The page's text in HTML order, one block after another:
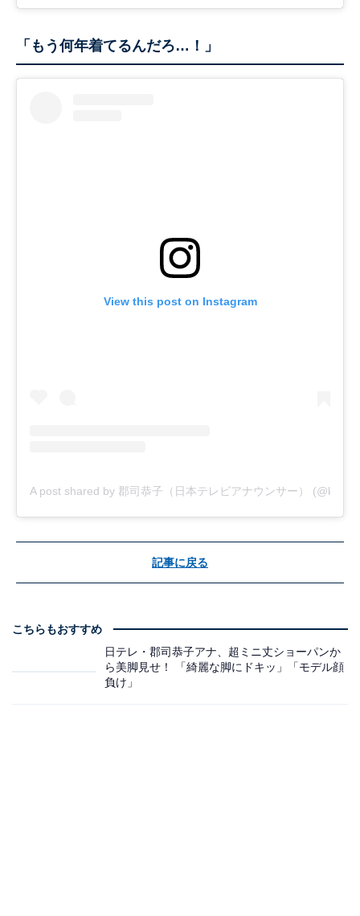
「もう何年着てるんだろ…！」
View this post on Instagram
A post shared by 郡司恭子（日本テレビアナウンサー）
記事に戻る
こちらもおすすめ
日テレ・郡司恭子アナ、超ミニ丈ショーパンか
ら美脚見せ！ 「綺麗な脚にドキッ」「モデル顔
負け」